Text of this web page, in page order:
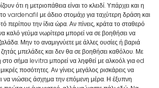
ότι η μετριοπάθεια είναι το κλειδί. Υπάρχει και η
vardenafil με άδειο στομάχι για ταχύτερη δράση και
περίπου την ίδια ώρα. Αν πίνεις, κράτα το σταθερό
καλό γεύμα νωρίτερα μπορεί να σε βοηθήσει να
Μην το αναμιγνύετε με άλλες ουσίες ή βαριά
ζητάς μπελάδες και δεν θα σε βοηθήσει καθόλου. Με
στο σήμα levitra μπορεί να ληφθεί με αλκοόλ για ed
ποσότητες. Αν γίνεις μεγάλος ρισκάρεις να
να νιώσεις άσχημα την επόμενη μέρα. Η έξυπνη